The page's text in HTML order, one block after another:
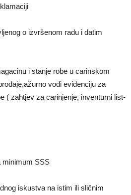
o izvršenom radu i datim
i stanje robe u carinskom
vodi evidenciju za
( zahtjev za carinjenje, inventurni list-
SSS
iskustva na istim ili sličnim